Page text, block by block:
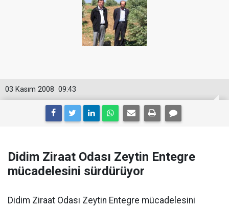
09:43
03 Kasım 2008
Didim Ziraat Odası Zeytin Entegre
mücadelesini sürdürüyor
Didim Ziraat Odası Zeytin Entegre mücadelesini